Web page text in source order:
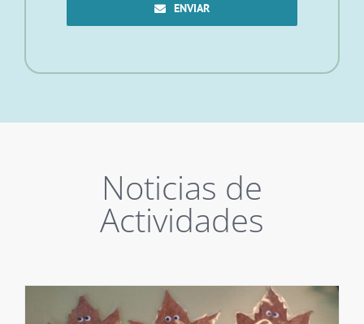
ENVIAR
Noticias de
Actividades